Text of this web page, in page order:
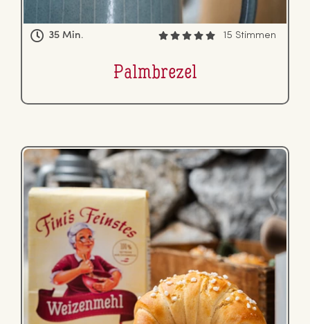
35 Min. 15 Stimmen
Palm­bre­zel